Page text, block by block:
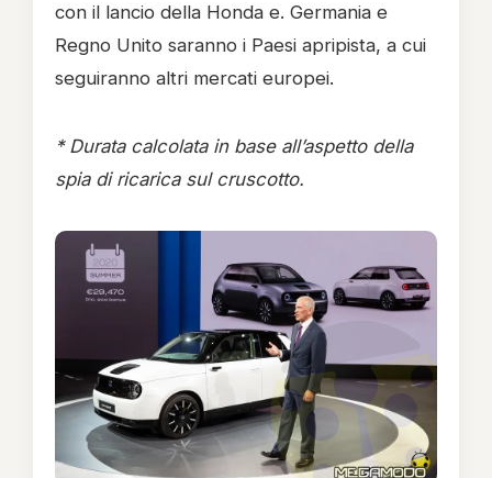
con il lancio della Honda e. Germania e
Regno Unito saranno i Paesi apripista, a cui
seguiranno altri mercati europei.
* Durata calcolata in base all’aspetto della
spia di ricarica sul cruscotto.